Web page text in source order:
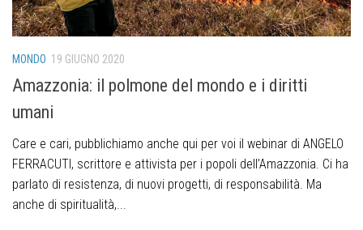
MONDO 19 GIUGNO 2020
Amazzonia: il polmone del mondo e i diritti
umani
Care e cari, pubblichiamo anche qui per voi il webinar di ANGELO
FERRACUTI, scrittore e attivista per i popoli dell’Amazzonia. Ci ha
parlato di resistenza, di nuovi progetti, di responsabilità. Ma
anche di spiritualità,...